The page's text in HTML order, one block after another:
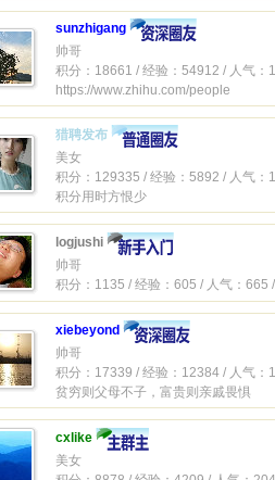
sunzhigang
帅哥
积分：18661 / 经验：54912 / 人气：
https://www.zhihu.com/people
猎聘发布
美女
积分：129335 / 经验：5892 / 人气：
积分用时方恨少
logjushi
帅哥
积分：1135 / 经验：605 / 人气：665
xiebeyond
帅哥
积分：17339 / 经验：12384 / 人气：
贫穷则父母不子，富贵则亲戚畏惧
cxlike
美女